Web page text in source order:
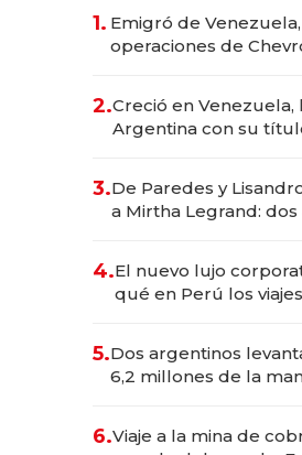
1. Emigró de
operaciones de
2.Creció en Venezuela,
Argentina con su
las marcas "fast
3.De Paredes y
a Mirtha Legrand:
4.El nuevo lujo
qué en Perú los
para convertirse en
transformadoras
5.Dos argentinos
6,2 millones de la
6.Viaje a la mina de